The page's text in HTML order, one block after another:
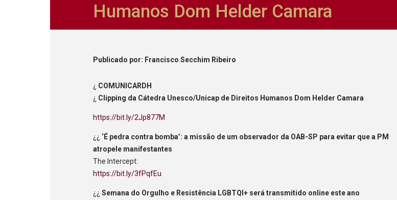
Humanos Dom Helder Camara
Publicado por: Francisco Secchim Ribeiro
¿ COMUNICARDH
¿ Clipping da Cátedra Unesco/Unicap de Direitos Humanos Dom Helder Camara
https://bit.ly/2Jp877M
¿¿ ‘É pedra contra bomba’: a missão de um observador da OAB-SP para evitar que a PM
atropele manifestantes
The Intercept:
https://bit.ly/3fPqfEu
¿¿Semana do Orgulho e Resistência LGBTQI+ será transmitido online este ano